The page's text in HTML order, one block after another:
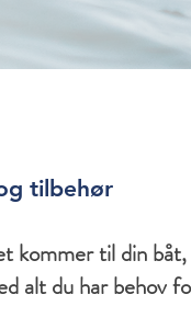
tilbehør
kommer til din
alt du har behov